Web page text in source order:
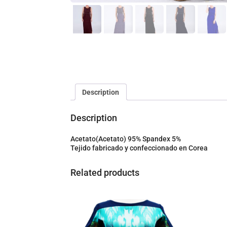
Description
Description
Acetato(Acetato) 95% Spandex 5%
Tejido fabricado y confeccionado en Corea
Related products